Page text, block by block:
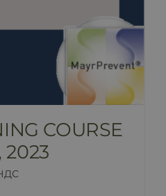
COURSE
2023